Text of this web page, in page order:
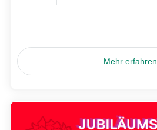
Mehr erfahren